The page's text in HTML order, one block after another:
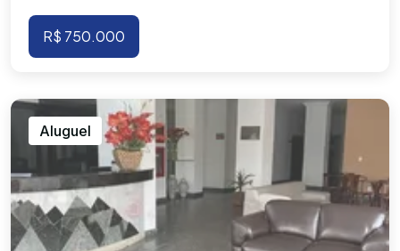
R$ 750.000
Aluguel